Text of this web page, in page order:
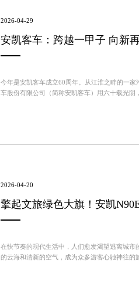
2026-04-29
安凯客车：跨越一甲子 向新
今年是安凯客车成立60周年。从江淮之畔的一
车股份有限公司（简称安凯客车）用六十载光阴
2026-04-20
擎起文旅绿色大旗！安凯
在快节奏的现代生活中，人们愈发渴望逃离城
的云海和清新的空气，成为众多游客心驰神往的